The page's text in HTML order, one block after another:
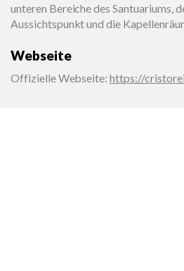
unteren Bereiche des Santuariums,
Aussichtspunkt und die
Webseite
Offizielle Webseite:https://